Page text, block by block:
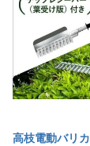
高枝電動バリ